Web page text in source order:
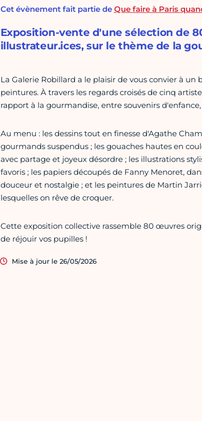
Cet évènement fait partie de Que faire à Paris
Exposition-vente d'une sélection de
illustrateur.ices, sur le thème de la
La Galerie Robillard a le plaisir de vous convier à
peintures. À travers les regards croisés de cinq
rapport à la gourmandise, entre souvenirs
Au menu : les dessins tout en finesse d'Agathe
gourmands suspendus ; les gouaches hautes en
avec partage et joyeux désordre ; les illustrations
favoris ; les papiers découpés de Fanny Menoret,
douceur et nostalgie ; et les peintures de Martin
lesquelles on rêve de croquer.
Cette exposition collective rassemble 80 œuvres
de réjouir vos pupilles !
Mise à jour le 26/05/2026